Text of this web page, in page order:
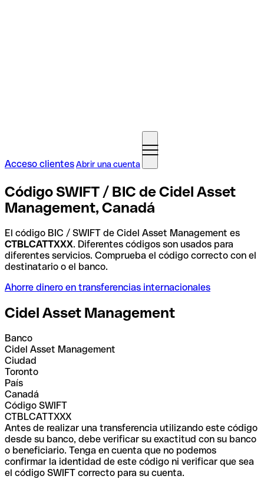
Acceso clientesAbrir una cuenta
Código SWIFT / BIC de Cidel Asset
Management, Canadá
El código BIC / SWIFT de Cidel Asset Management es
CTBLCATTXXX. Diferentes códigos son usados para
diferentes servicios. Comprueba el código correcto con el
destinatario o el banco.
Ahorre dinero en transferencias internacionales
Cidel Asset Management
Banco
Cidel Asset Management
Ciudad
Toronto
País
Canadá
Código SWIFT
CTBLCATTXXX
Antes de realizar una transferencia utilizando este código
desde su banco, debe verificar su exactitud con su banco
o beneficiario. Tenga en cuenta que no podemos
confirmar la identidad de este código ni verificar que sea
el código SWIFT correcto para su cuenta.